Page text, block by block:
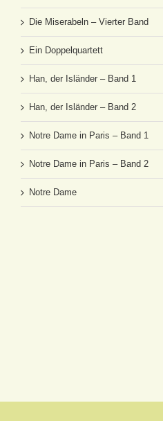
Die Miserabeln – Vierter Band
Ein Doppelquartett
Han, der Isländer – Band 1
Han, der Isländer – Band 2
Notre Dame in Paris – Band 1
Notre Dame in Paris – Band 2
Notre Dame